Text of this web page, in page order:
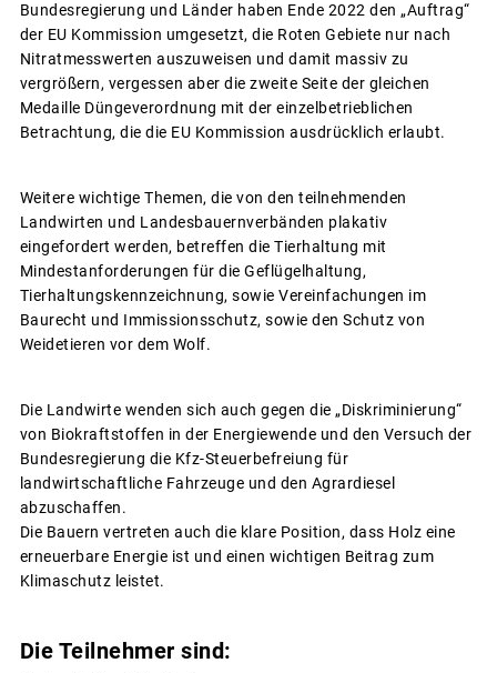
Bundesregierung und Länder haben Ende 2022 den „Auftrag“
der EU Kommission umgesetzt, die Roten Gebiete nur nach
Nitratmesswerten auszuweisen und damit massiv zu
vergrößern, vergessen aber die zweite Seite der gleichen
Medaille Düngeverordnung mit der einzelbetrieblichen
Betrachtung, die die EU Kommission ausdrücklich erlaubt.
Weitere wichtige Themen, die von den teilnehmenden
Landwirten und Landesbauernverbänden plakativ
eingefordert werden, betreffen die Tierhaltung mit
Mindestanforderungen für die Geflügelhaltung,
Tierhaltungskennzeichnung, sowie Vereinfachungen im
Baurecht und Immissionsschutz, sowie den Schutz von
Weidetieren vor dem Wolf.
Die Landwirte wenden sich auch gegen die „Diskriminierung“
von Biokraftstoffen in der Energiewende und den Versuch der
Bundesregierung die Kfz-Steuerbefreiung für
landwirtschaftliche Fahrzeuge und den Agrardiesel
abzuschaffen.
Die Bauern vertreten auch die klare Position, dass Holz eine
erneuerbare Energie ist und einen wichtigen Beitrag zum
Klimaschutz leistet.
Die Teilnehmer sind: